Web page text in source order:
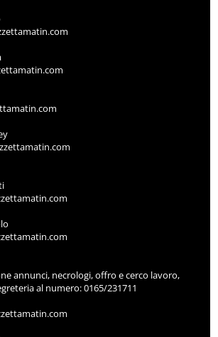
annunci, necrologi, offro e cerco lavoro,
al numero: 0165/231711